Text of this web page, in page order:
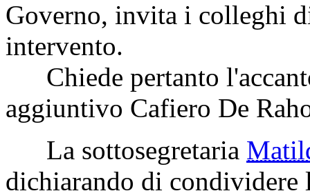
Governo, invita i colleghi
intervento.
Chiede pertanto
aggiuntivo Cafiero De
La sottosegretaria
dichiarando di